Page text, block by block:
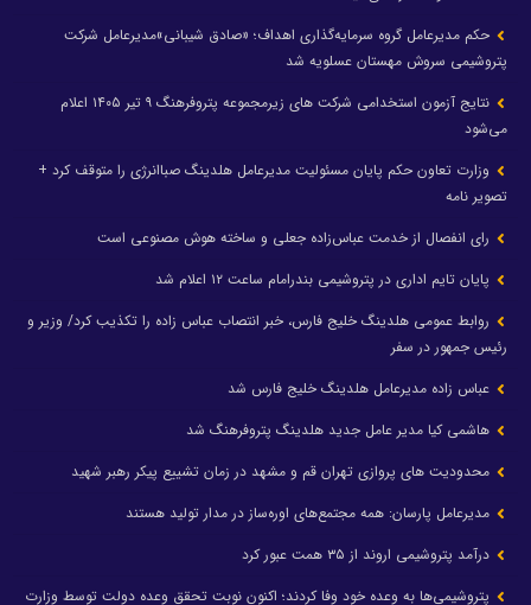
حکم مدیرعامل گروه سرمایه‌گذاری اهداف؛ «صادق شیبانی»مدیرعامل شرکت
پتروشیمی سروش مهستان عسلویه شد
نتایج آزمون استخدامی شرکت های زیرمجموعه پتروفرهنگ ۹ تیر ۱۴۰۵ اعلام
می‌شود
وزارت تعاون حکم پایان مسئولیت مدیرعامل هلدینگ صباانرژی را متوقف کرد +
تصویر نامه
رای انفصال از خدمت عباس‌زاده جعلی و ساخته هوش مصنوعی است
پایان تایم اداری در پتروشیمی بندرامام ساعت ۱۲ اعلام شد
روابط عمومی هلدینگ خلیج فارس، خبر انتصاب عباس زاده را تکذیب کرد/ وزیر و
رئیس جمهور در سفر
عباس زاده مدیرعامل هلدینگ خلیج فارس شد
هاشمی کیا مدیر عامل جدید هلدینگ پتروفرهنگ شد
محدودیت های پروازی تهران قم و مشهد در زمان تشییع پیکر رهبر شهید
مدیرعامل پارسان: همه مجتمع‌های اوره‌ساز در مدار تولید هستند
درآمد پتروشیمی اروند از ۳۵ همت عبور کرد
پتروشیمی‌ها به وعده خود وفا کردند؛ اکنون نوبت تحقق وعده دولت توسط وزارت